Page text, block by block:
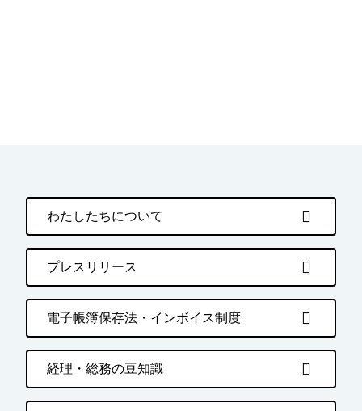
わたしたちについて
プレスリリース
電子帳簿保存法・インボイス制度
経理・総務の豆知識